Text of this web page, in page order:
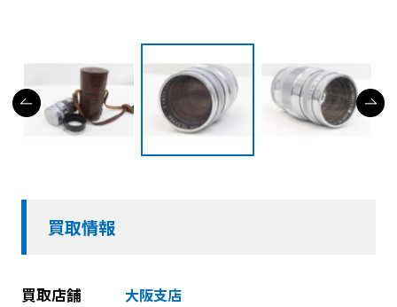
買取情報
買取店舗 大阪支店